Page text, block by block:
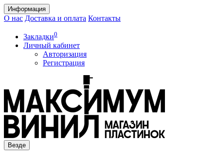
Информация
О нас Доставка и оплата Контакты
Закладки0
Личный кабинет
Авторизация
Регистрация
Везде